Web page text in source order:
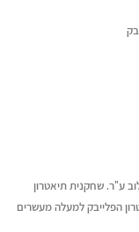
ע"ר. שחקנית תיאטרון
הפלייבק למעלה מעשרים